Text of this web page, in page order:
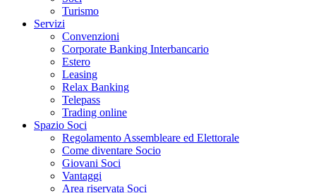
Turismo
Servizi
Convenzioni
Corporate Banking Interbancario
Estero
Leasing
Relax Banking
Telepass
Trading online
Spazio Soci
Regolamento Assembleare ed Elettorale
Come diventare Socio
Giovani Soci
Vantaggi
Area riservata Soci